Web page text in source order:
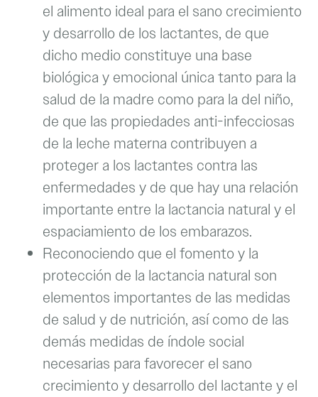
el alimento ideal para el sano crecimiento
y desarrollo de los lactantes, de que
dicho medio constituye una base
biológica y emocional única tanto para la
salud de la madre como para la del niño,
de que las propiedades anti-infecciosas
de la leche materna contribuyen a
proteger a los lactantes contra las
enfermedades y de que hay una relación
importante entre la lactancia natural y el
espaciamiento de los embarazos.
Reconociendo que el fomento y la
protección de la lactancia natural son
elementos importantes de las medidas
de salud y de nutrición, así como de las
demás medidas de índole social
necesarias para favorecer el sano
crecimiento y desarrollo del lactante y el